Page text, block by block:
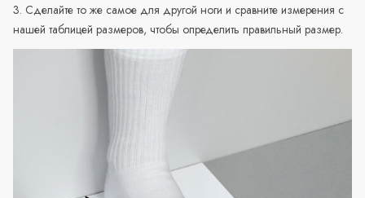
3. Сделайте то же самое для другой ноги и сравните измерения с
нашей таблицей размеров, чтобы определить правильный размер.